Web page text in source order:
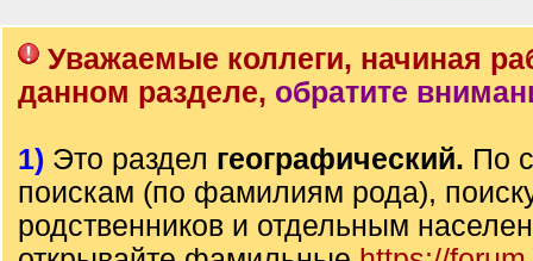
Уважаемые коллеги, начиная
данном разделе, обратите
1) Это раздел географический. По
поискам (по фамилиям рода),
родственников и отдельным